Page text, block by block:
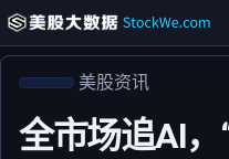
美股资讯
全市场追AI，